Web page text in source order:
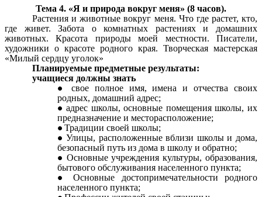
Тема 4. «Я и природа вокруг меня» (8 часов).
Растения и животные вокруг меня. Что где растет, кто,
где живет. Забота о комнатных растениях и домашних
животных. Красота природы моей местности. Писатели,
художники о красоте родного края. Творческая мастерская
«Милый сердцу уголок»
Планируемые предметные результаты:
учащиеся должны знать
свое полное имя, имена и отчества своих
родных, домашний адрес;
адрес школы, основные помещения школы, их
предназначение и месторасположение;
Традиции своей школы;
Улицы, расположенные вблизи школы и дома,
безопасный путь из дома в школу и обратно;
Основные учреждения культуры, образования,
бытового обслуживания населенного пункта;
Основные достопримечательности родного
населенного пункта;